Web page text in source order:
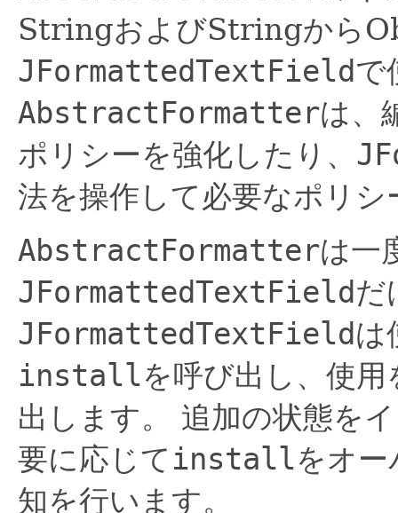
StringおよびStringから
JFormattedTextFieldで
AbstractFormatterは、
ポリシーを強化したり、
法を操作して必要なポリ
AbstractFormatterは一
JFormattedTextFieldだ
JFormattedTextFieldは
installを呼び出し、使
出します。
追加の状態を
要に応じて installをオ
知を行います。